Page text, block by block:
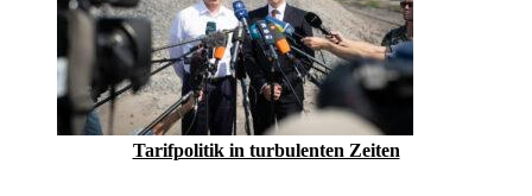
Tarifpolitik in turbulenten Zeiten